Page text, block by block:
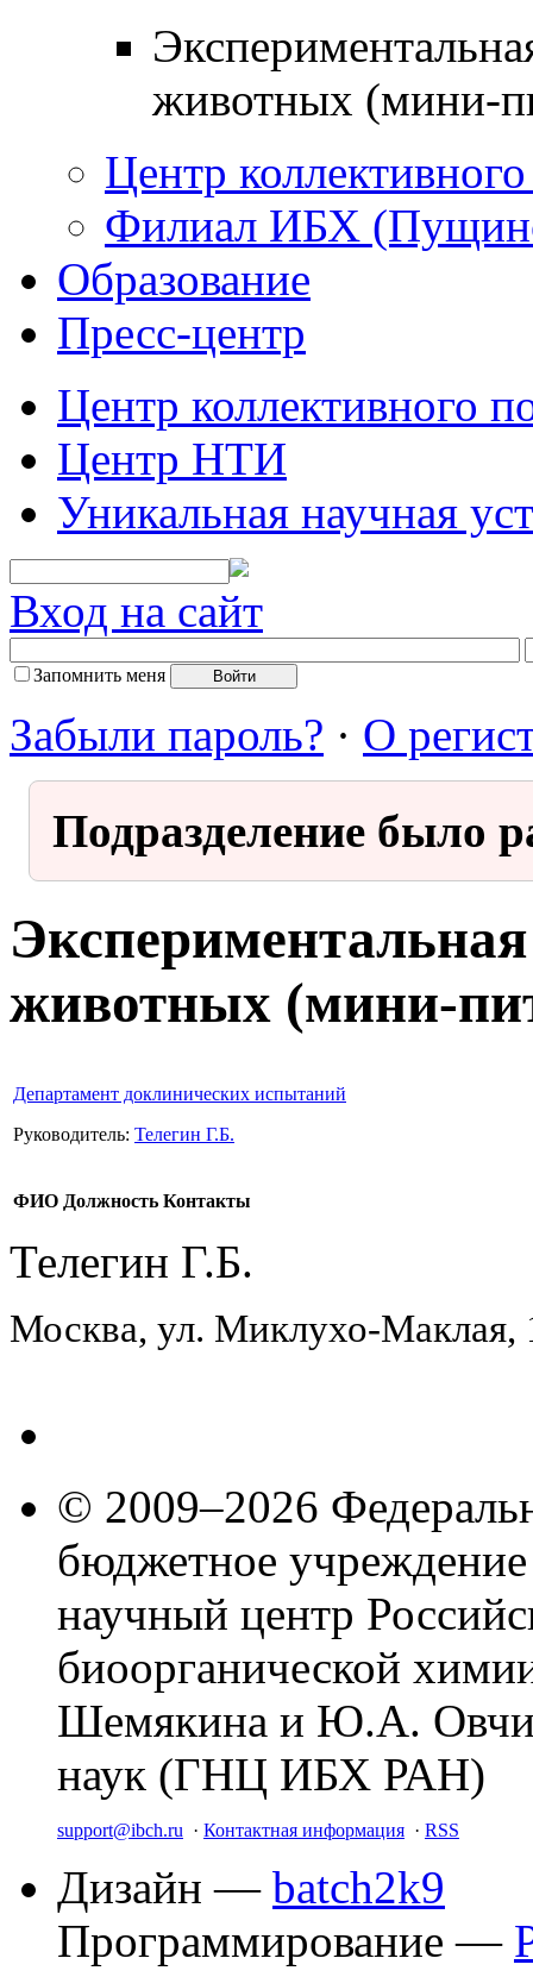
животных (мини-
Центр
Филиал ИБХ
Образование
Пресс-центр
Центр коллективного
Центр НТИ
Уникальная научная
Вход на сайт
Запомнить меня
Забыли пароль? · О
Подразделение было
животных (мини-
Департамент доклинических испытаний
Руководитель: Телегин Г.Б.
ФИО Должность Контакты
Телегин Г.Б.
Москва, ул. Миклухо-
© 2009–2026
бюджетное
научный центр
биоорганической
Шемякина и Ю.А.
наук (ГНЦ ИБХ РАН)
support@ibch.ru · Контактная информация · RSS
Дизайн — batch2k9
Программирование —